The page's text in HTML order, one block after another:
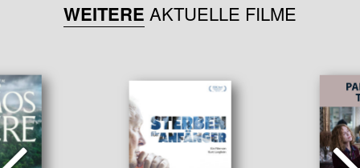
WEITERE AKTUELLE FILME